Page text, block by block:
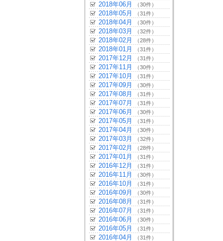
2018年06月 （30件）
2018年05月 （31件）
2018年04月 （30件）
2018年03月 （32件）
2018年02月 （28件）
2018年01月 （31件）
2017年12月 （31件）
2017年11月 （30件）
2017年10月 （31件）
2017年09月 （30件）
2017年08月 （31件）
2017年07月 （31件）
2017年06月 （30件）
2017年05月 （31件）
2017年04月 （30件）
2017年03月 （32件）
2017年02月 （28件）
2017年01月 （31件）
2016年12月 （31件）
2016年11月 （30件）
2016年10月 （31件）
2016年09月 （30件）
2016年08月 （31件）
2016年07月 （31件）
2016年06月 （30件）
2016年05月 （31件）
2016年04月 （31件）